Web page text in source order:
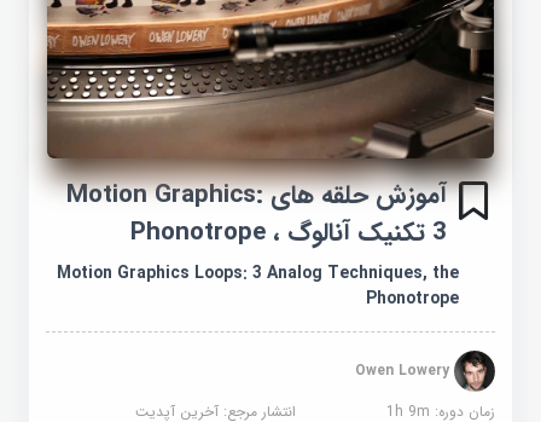
آموزش حلقه های Motion Graphics:
3 تکنیک آنالوگ ، Phonotrope
Motion Graphics Loops: 3 Analog Techniques, the
Phonotrope
Owen Lowery
زمان دوره: 1h 9m
انتشار مرجع:آخرین آپدیت